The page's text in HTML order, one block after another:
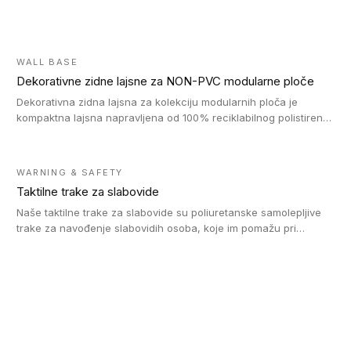
WALL BASE
Dekorativne zidne lajsne za NON-PVC modularne ploče
Dekorativna zidna lajsna za kolekciju modularnih ploča je
kompaktna lajsna napravljena od 100% reciklabilnog polistirena,
WARNING & SAFETY
Taktilne trake za slabovide
Naše taktilne trake za slabovide su poliuretanske samolepljive
trake za navođenje slabovidih osoba, koje im pomažu pri